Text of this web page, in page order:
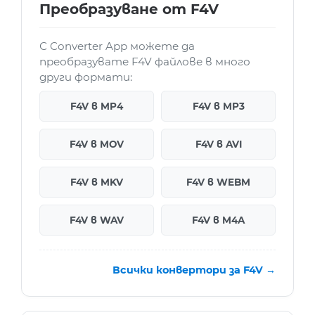
Преобразуване от F4V
С Converter App можете да
преобразувате F4V файлове в много
други формати:
F4V в MP4 F4V в MP3
F4V в MOV F4V в AVI
F4V в MKV F4V в WEBM
F4V в WAV F4V в M4A
Всички конвертори за F4V →